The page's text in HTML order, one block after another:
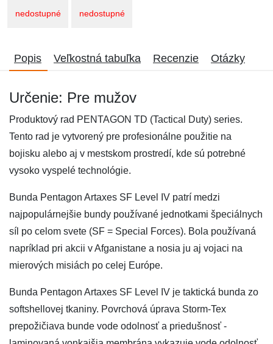
nedostupné nedostupné
Popis Veľkostná tabuľka Recenzie Otázky
Určenie: Pre mužov
Produktový rad PENTAGON TD (Tactical Duty) series.
Tento rad je vytvorený pre profesionálne použitie na
bojisku alebo aj v mestskom prostredí, kde sú potrebné
vysoko vyspelé technológie.
Bunda Pentagon Artaxes SF Level IV patrí medzi
najpopulárnejšie bundy používané jednotkami špeciálnych
síl po celom svete (SF = Special Forces). Bola používaná
napríklad pri akcii v Afganistane a nosia ju aj vojaci na
mierových misiách po celej Európe.
Bunda Pentagon Artaxes SF Level IV je taktická bunda zo
softshellovej tkaniny. Povrchová úprava Storm-Tex
prepožičiava bunde vode odolnosť a priedušnosť -